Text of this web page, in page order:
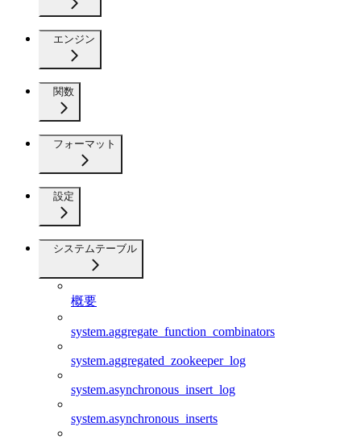
エンジン
関数
フォーマット
設定
システムテーブル
概要
system.aggregate_function_combinators
system.aggregated_zookeeper_log
system.asynchronous_insert_log
system.asynchronous_inserts